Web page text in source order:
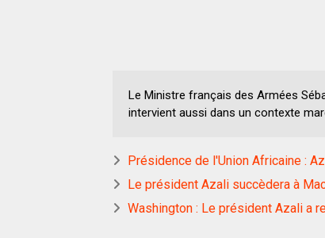
Le Ministre français des Armées
intervient aussi dans un contexte
Présidence de l'Union Africaine :
Le président Azali succèdera à
Washington : Le président Azali a